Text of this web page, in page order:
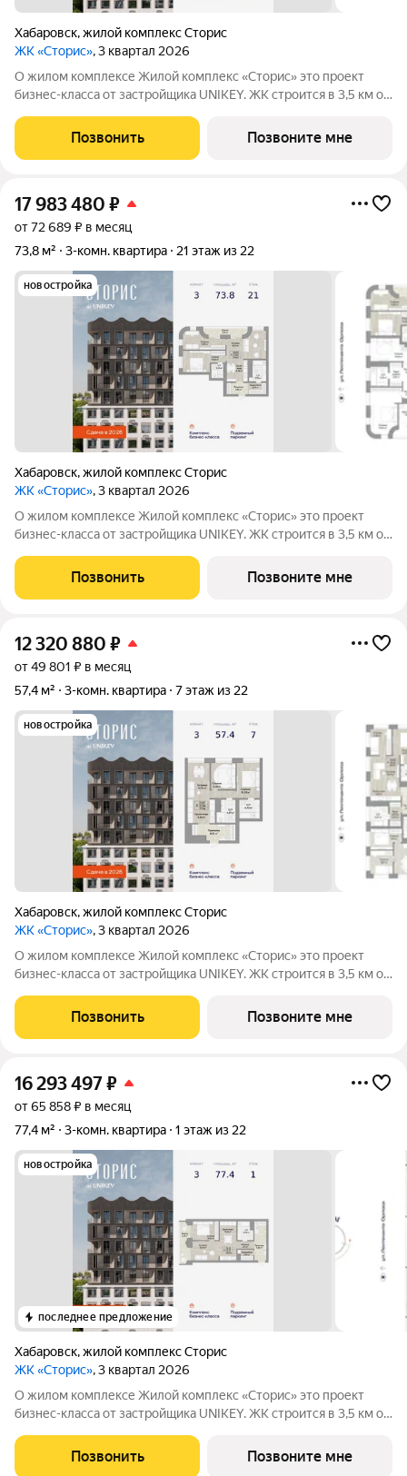
Хабаровск,жилой комплекс Сторис
ЖК «Сторис», 3 квартал 2026
О жилом комплексе Жилой комплекс «Сторис» это проект
бизнес-класса от застройщика UNIKEY. ЖК строится в 3,5 км от
«Бизнес», «Детство» и «Интеллект». В проекте
предусмотрены общественные
Позвонить Позвоните мне
17 983 480 ₽
от 72 689 ₽ в месяц
73,8 м²
3-комн. квартира 21 этаж из 22
новостройка
Хабаровск,жилой комплекс Сторис
ЖК «Сторис», 3 квартал 2026
О жилом комплексе Жилой комплекс «Сторис» это проект
бизнес-класса от застройщика UNIKEY. ЖК строится в 3,5 км от
«Бизнес», «Детство» и «Интеллект». В проекте
предусмотрены общественные
Позвонить Позвоните мне
12 320 880 ₽
от 49 801 ₽ в месяц
57,4 м²
3-комн. квартира 7 этаж из 22
новостройка
Хабаровск,жилой комплекс Сторис
ЖК «Сторис», 3 квартал 2026
О жилом комплексе Жилой комплекс «Сторис» это проект
бизнес-класса от застройщика UNIKEY. ЖК строится в 3,5 км от
«Бизнес», «Детство» и «Интеллект». В проекте
предусмотрены общественные
Позвонить Позвоните мне
16 293 497₽
от 65 858 ₽ в месяц
77,4 м²
3-комн. квартира 1 этаж из 22
новостройка
последнее предложение
Хабаровск,жилой комплекс Сторис
ЖК «Сторис», 3 квартал 2026
О жилом комплексе Жилой комплекс «Сторис» это проект
бизнес-класса от застройщика UNIKEY. ЖК строится в 3,5 км от
«Бизнес», «Детство» и «Интеллект». В проекте
предусмотрены общественные
Позвонить Позвоните мне